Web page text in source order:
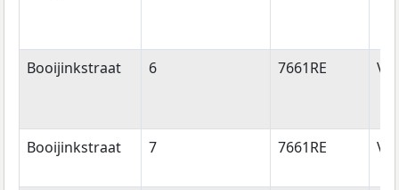
Booijinkstraat 6 7661RE
Booijinkstraat 7 7661RE